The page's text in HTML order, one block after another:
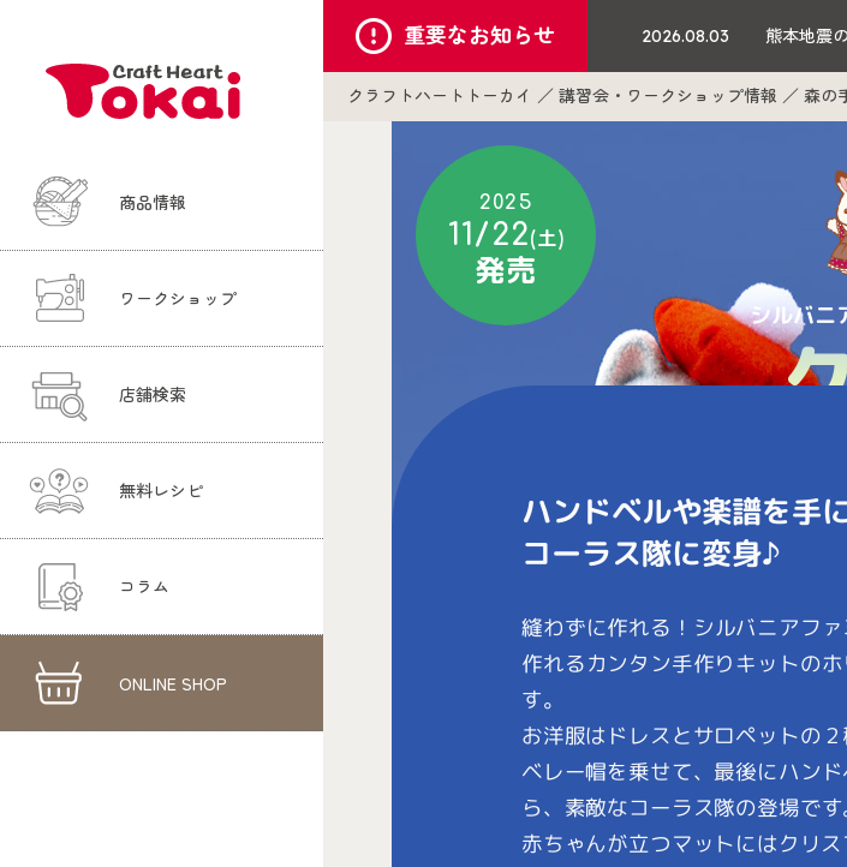
商品情報
ワークショップ
店舗検索
無料レシピ
コラム
ONLINE SHOP
重要なお知らせ 2026.08.03 熊本地震
クラフトハートトーカイ 講習会・ワークショップ情報 森の
シルバニ
コーラ
2025
11/22(土)
発売
ハンドベルや楽譜を手
コーラス隊に変身♪
縫わずに作れる！シルバニアフ
作れるカンタン手作りキットの
す。
お洋服はドレスとサロペットの
ベレー帽を乗せて、最後にハン
ら、素敵なコーラス隊の登場です
赤ちゃんが立つマットにはクリ